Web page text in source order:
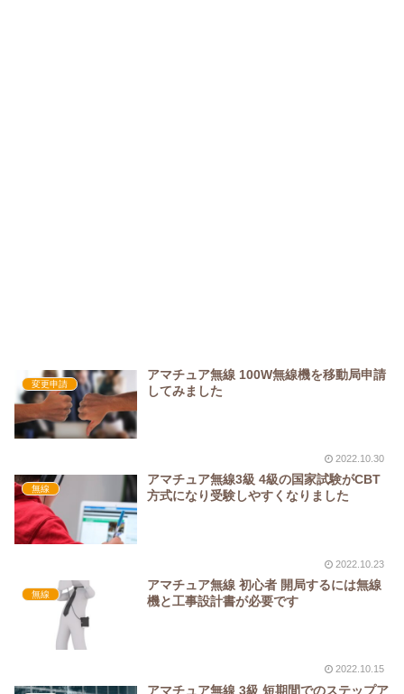
変更申請
アマチュア無線 100W無線機を移動局申請
してみました
2022.10.30
無線
アマチュア無線3級 4級の国家試験がCBT
方式になり受験しやすくなりました
2022.10.23
無線
アマチュア無線 初心者 開局するには無線
機と工事設計書が必要です
2022.10.15
アマチュア無線 3級 短期間でのステップア